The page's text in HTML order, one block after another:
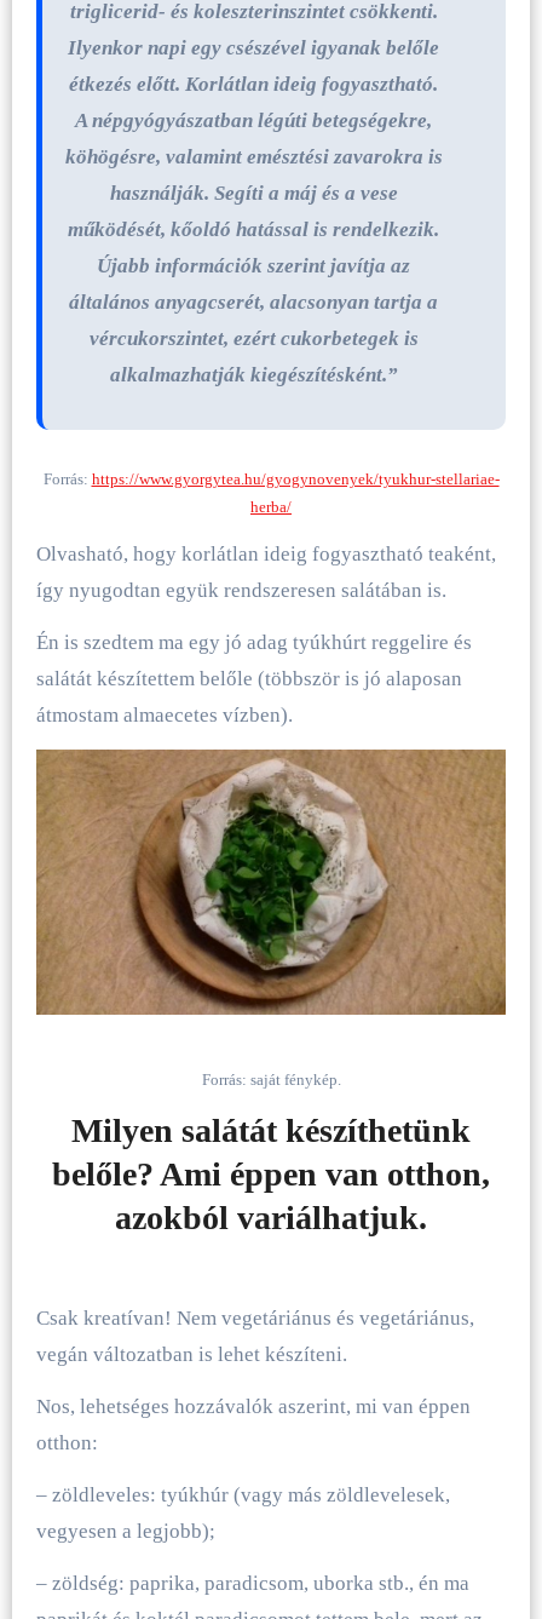
triglicerid- és koleszterinszintet csökkenti.
Ilyenkor napi egy csészével igyanak belőle
étkezés előtt. Korlátlan ideig fogyasztható.
A népgyógyászatban légúti betegségekre,
köhögésre, valamint emésztési zavarokra is
használják. Segíti a máj és a vese
működését, kőoldó hatással is rendelkezik.
Újabb információk szerint javítja az
általános anyagcserét, alacsonyan tartja a
vércukorszintet, ezért cukorbetegek is
alkalmazhatják kiegészítésként.”
Forrás: https://www.gyorgytea.hu/gyogynovenyek/tyukhur-stellariae-
herba/
Olvasható, hogy korlátlan ideig fogyasztható teaként,
így nyugodtan együk rendszeresen salátában is.
Én is szedtem ma egy jó adag tyúkhúrt reggelire és
salátát készítettem belőle (többször is jó alaposan
átmostam almaecetes vízben).
Forrás: saját fénykép.
Milyen salátát készíthetünk
belőle? Ami éppen van otthon,
azokból variálhatjuk.
Csak kreatívan! Nem vegetáriánus és vegetáriánus,
vegán változatban is lehet készíteni.
Nos, lehetséges hozzávalók aszerint, mi van éppen
otthon:
– zöldleveles: tyúkhúr (vagy más zöldlevelesek,
vegyesen a legjobb);
– zöldség: paprika, paradicsom, uborka stb., én ma